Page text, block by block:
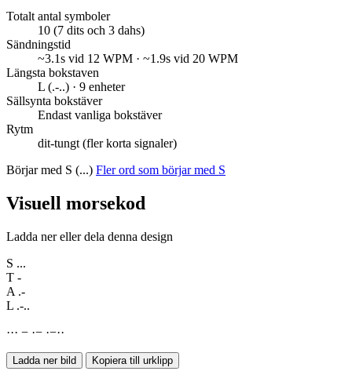
Totalt antal symboler
10 (7 dits och 3 dahs)
Sändningstid
~3.1s vid 12 WPM · ~1.9s vid 20 WPM
Längsta bokstaven
L (.-..) · 9 enheter
Sällsynta bokstäver
Endast vanliga bokstäver
Rytm
dit-tungt (fler korta signaler)
Börjar med S (...) Fler ord som börjar med S
Visuell morsekod
Ladda ner eller dela denna design
S ...
T -
A .-
L .-..
··· − ·− ·−··
Ladda ner bild Kopiera till urklipp